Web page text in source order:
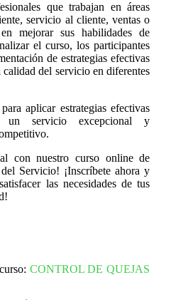
que trabajan en áreas
servicio al cliente, ventas o
mejorar sus habilidades de
el curso, los participantes
de estrategias efectivas
del servicio en diferentes
aplicar estrategias efectivas
servicio excepcional y
con nuestro curso online de
Servicio! ¡Inscríbete ahora y
las necesidades de tus
CONTROL DE QUEJAS